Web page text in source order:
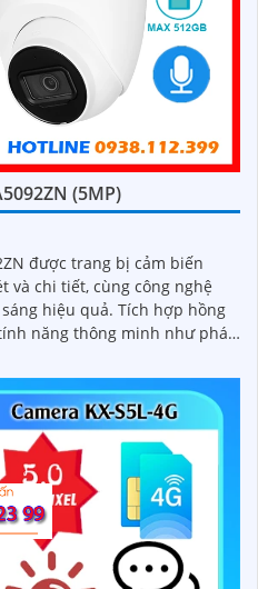
(5MP)
được trang bị cảm biến
và chi tiết, cùng công nghệ
Tích hợp hồng
năng thông minh như phát